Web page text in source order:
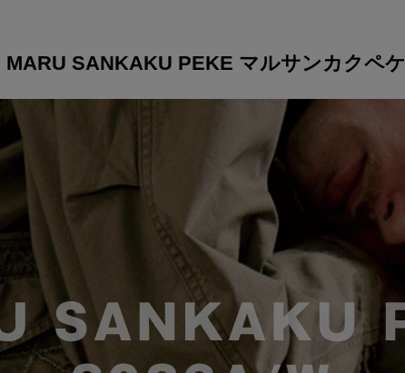
MARU SANKAKU PEKE マルサンカクペケ